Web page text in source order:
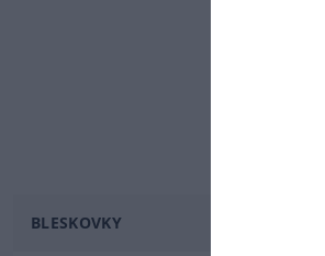
BLESKOVKY